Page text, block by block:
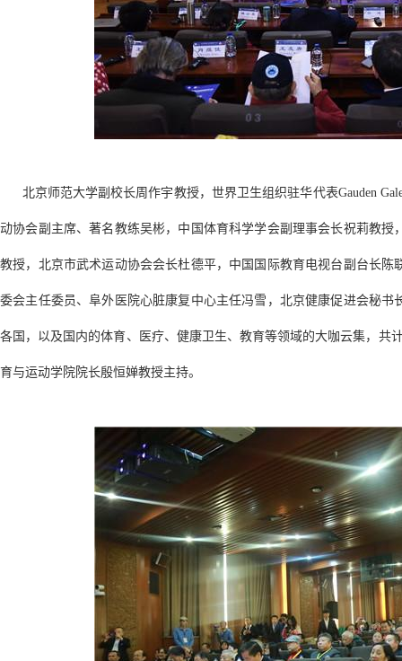
北京师范大学副校长周作宇教授，世界卫生组织驻华代表Gauden
动协会副主席、著名教练吴彬，中国体育科学学会副理事会长祝莉教
教授，北京市武术运动协会会长杜德平，中国国际教育电视台副台长
委会主任委员、阜外医院心脏康复中心主任冯雪，北京健康促进会秘
各国，以及国内的体育、医疗、健康卫生、教育等领域的大咖云集，共
育与运动学院院长殷恒婵教授主持。